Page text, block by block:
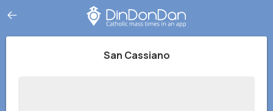
San Cassiano